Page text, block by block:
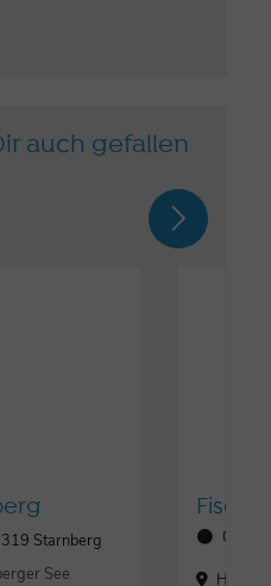
auch gefallen
Starnberg
See